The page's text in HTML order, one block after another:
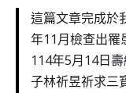
這篇文章完成於
年11月檢查出罹
114年5月14日
子林祈昱祈求三